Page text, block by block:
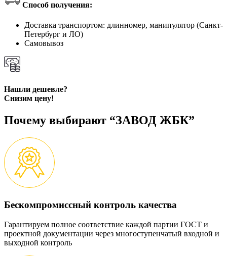
Способ получения:
Доставка транспортом: длинномер, манипулятор (Санкт-
Петербург и ЛО)
Самовывоз
Нашли дешевле?
Снизим цену!
Почему выбирают “ЗАВОД ЖБК”
Бескомпромиссный контроль качества
Гарантируем полное соответствие каждой партии ГОСТ и
проектной документации через многоступенчатый входной и
выходной контроль